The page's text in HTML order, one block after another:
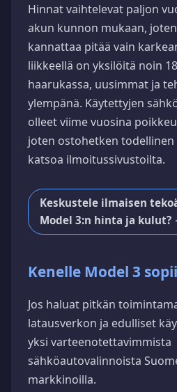
Hinnat vaihtelevat paljon
akun kunnon mukaan,
kannattaa pitää vain
liikkeellä on yksilöitä noin
haarukassa, uusimmat ja
ylempänä. Käytettyjen
olleet viime vuosina
joten ostohetken
katsoa ilmoitussivustoilta.
Keskustele ilmaisen
Model 3:n hinta ja kulut?
Kenelle Model 3
Jos haluat pitkän
latausverkon ja edulliset
yksi varteenotettavimmista
sähköautovalinnoista
markkinoilla.